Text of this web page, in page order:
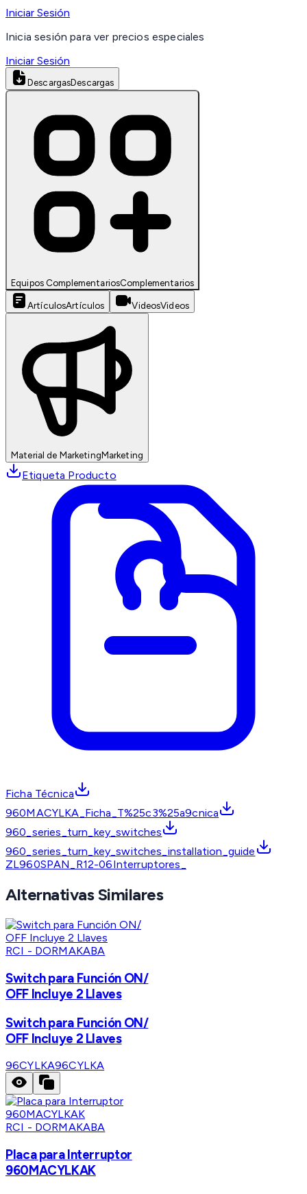
Iniciar Sesión
Inicia sesión para ver precios especiales
Iniciar Sesión
DescargasDescargas
Equipos ComplementariosComplementarios
ArtículosArtículos VideosVideos
Material de MarketingMarketing
Etiqueta Producto
Ficha Técnica
960MACYLKA_Ficha_T%25c3%25a9cnica
960_series_turn_key_switches
960_series_turn_key_switches_installation_guide
ZL960SPAN_R12-06Interruptores_
Alternativas Similares
RCI - DORMAKABA
Switch para Función ON/
OFF Incluye 2 Llaves
Switch para Función ON/
OFF Incluye 2 Llaves
96CYLKA96CYLKA
RCI - DORMAKABA
Placa para Interruptor
960MACYLKAK